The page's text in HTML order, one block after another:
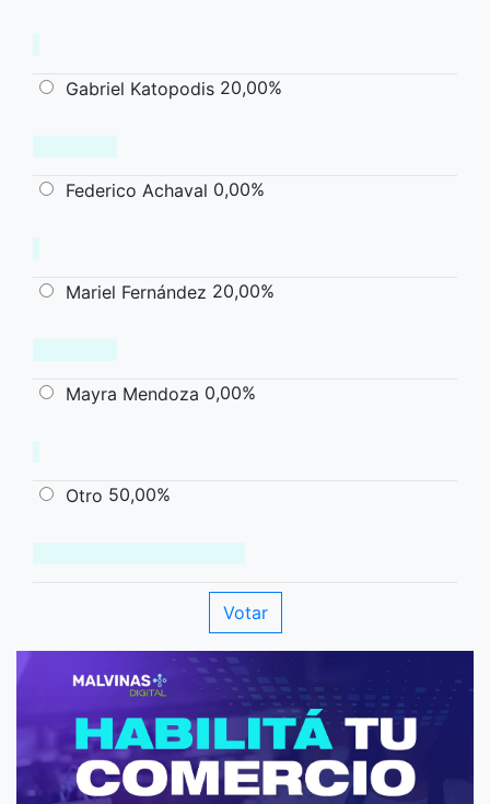
Gabriel Katopodis 20,00%
Federico Achaval 0,00%
Mariel Fernández 20,00%
Mayra Mendoza 0,00%
Otro 50,00%